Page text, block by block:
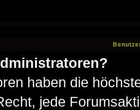
haben die
jede